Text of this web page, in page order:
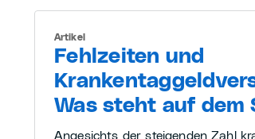
Fehlzeiten und
Was steht auf dem
Artikel
Angesichts der steigenden Zahl